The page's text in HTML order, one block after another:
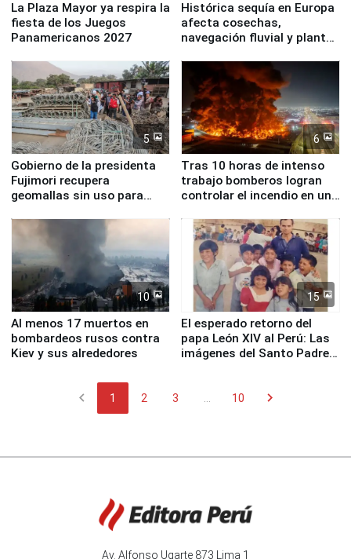
La Plaza Mayor ya respira la
fiesta de los Juegos
Panamericanos 2027
Histórica sequía en Europa
afecta cosechas,
navegación fluvial y plantas
5
Gobierno de la presidenta
Fujimori recupera
geomallas sin uso para
Fenómeno El Niño
6
Tras 10 horas de intenso
trabajo bomberos logran
controlar el incendio en una
de Chile
10
Al menos 17 muertos en
bombardeos rusos contra
Kiev y sus alrededores
15
El esperado retorno del
papa León XIV al Perú: Las
imágenes del Santo Padre
chevron_left 1 2 3 ... 10 chevron_right
Av. Alfonso Ugarte 873 Lima 1